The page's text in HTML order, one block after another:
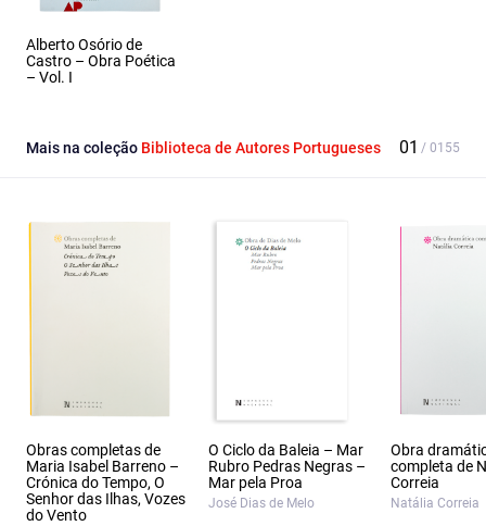
Alberto Osório de
Castro – Obra Poética
– Vol. I
Mais na coleção Biblioteca de Autores Portugueses
Obras completas de
Maria Isabel Barreno –
Crónica do Tempo, O
Senhor das Ilhas, Vozes
do Vento
O Ciclo da Baleia – Mar
Rubro Pedras Negras –
Mar pela Proa
José Dias de Melo
Obra
completa de
Correia
Natália Correia